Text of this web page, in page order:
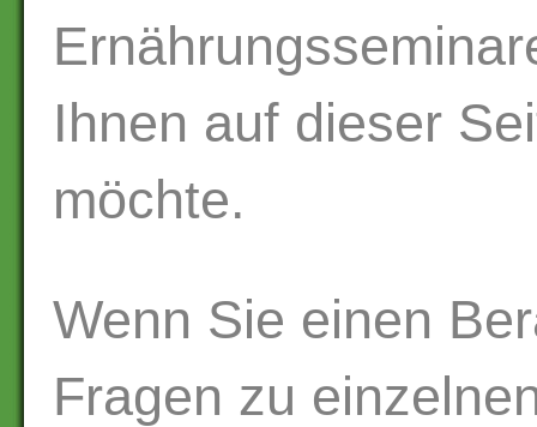
Ihnen auf dieser
möchte.
Wenn Sie einen
Fragen zu